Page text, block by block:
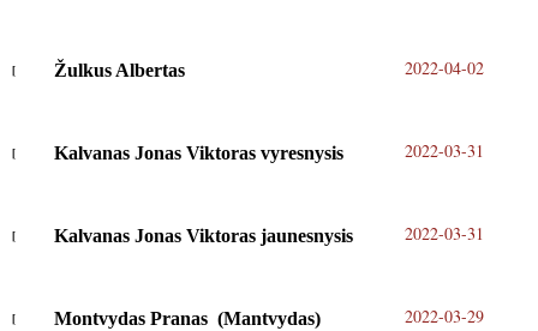
Žulkus Albertas 2022-04-02
Kalvanas Jonas Viktoras vyresnysis 2022-03-31
Kalvanas Jonas Viktoras jaunesnysis 2022-03-31
Montvydas Pranas (Mantvydas) 2022-03-29